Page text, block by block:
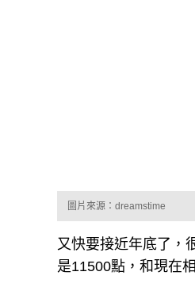
圖片來源：dreamstime
又快要接近年底了，
是11500點，和現在